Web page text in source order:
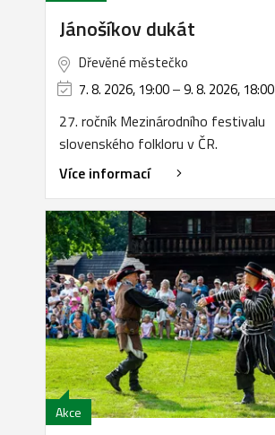
Jánošíkov dukát
Dřevěné městečko
7. 8. 2026, 19:00–9. 8. 2026, 18:00
27. ročník Mezinárodního festivalu
slovenského folkloru v ČR.
Více informací
Akce